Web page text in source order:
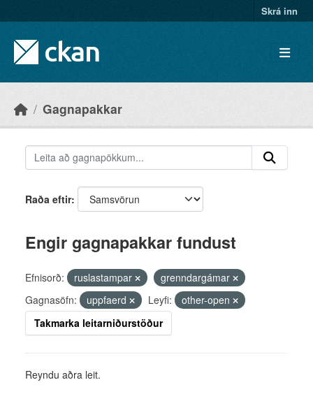
Skrá inn
Gagnapakkar
Raða eftir
Engir gagnapakkar fundust
Efnisorð: ruslastampar
grenndargámar
Gagnasöfn:
uppfaerd Leyfi:
other-open
Takmarka leitarniðurstöður
Reyndu aðra leit.